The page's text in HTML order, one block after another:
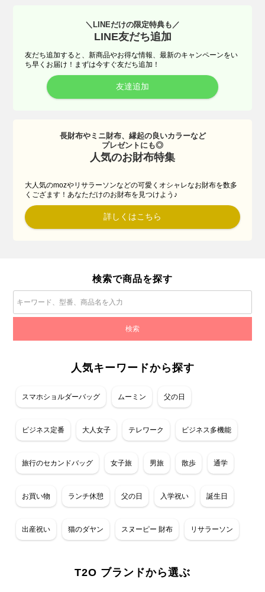
＼LINEだけの限定特典も／
LINE友だち追加
友だち追加すると、新商品やお得な情報、最新のキャンペーンをい
ち早くお届け！まずは今すぐ友だち追加！
友達追加
長財布やミニ財布、縁起の良いカラーなど
プレゼントにも◎
人気のお財布特集
大人気のmozやリサラーソンなどの可愛くオシャレなお財布を数多
くござます！あなただけのお財布を見つけよう♪
詳しくはこちら
検索で商品を探す
人気キーワードから探す
スマホショルダーバッグ ムーミン 父の日
ビジネス定番 大人女子 テレワーク ビジネス多機能
旅行のセカンドバッグ 女子旅 男旅 散歩 通学
お買い物 ランチ休憩 父の日 入学祝い 誕生日
出産祝い 猫のダヤン スヌーピー 財布 リサラーソン
T2O ブランドから選ぶ